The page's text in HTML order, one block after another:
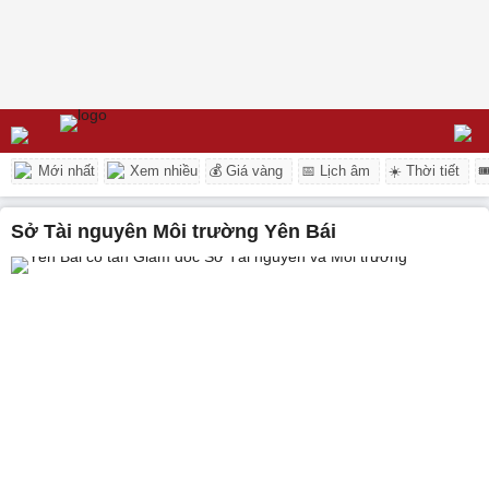
Mới nhất Xem nhiều 💰 Giá vàng 📅 Lịch âm ☀️ Thời tiết
Sở Tài nguyên Môi trường Yên Bái